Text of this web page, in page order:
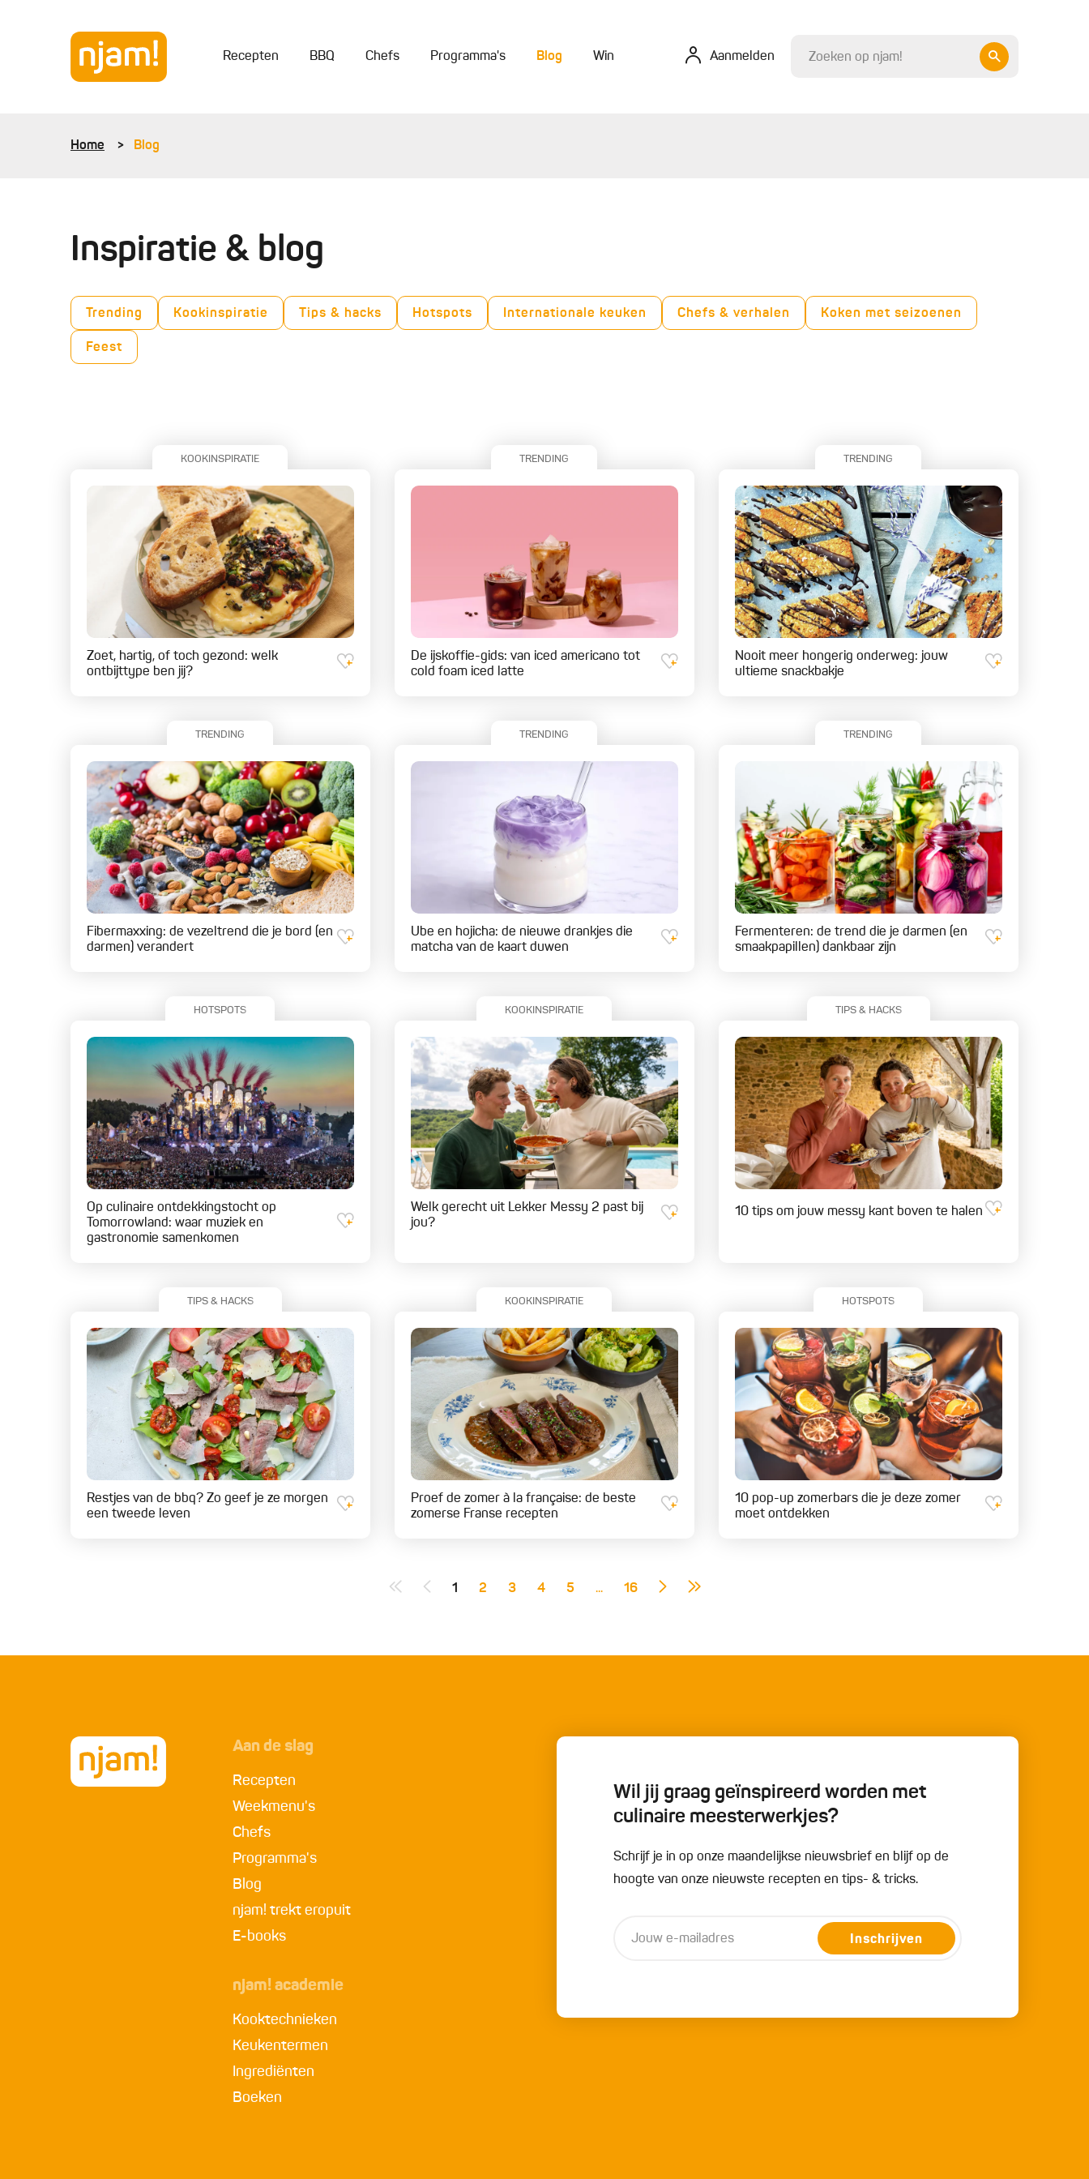
Recepten BBQ Chefs Programma's Blog Win Aanmelden
Home Blog
Inspiratie & blog
Trending Kookinspiratie Tips & hacks Hotspots Internationale keuken Chefs & verhalen Koken met seizoenen
Feest
KOOKINSPIRATIE
Zoet, hartig, of toch gezond: welk
ontbijttype ben jij?
TRENDING
De ijskoffie-gids: van iced americano tot
cold foam iced latte
TRENDING
Nooit meer hongerig onderweg: jouw
ultieme snackbakje
TRENDING
Fibermaxxing: de vezeltrend die je bord (en
darmen) verandert
TRENDING
Ube en hojicha: de nieuwe drankjes die
matcha van de kaart duwen
TRENDING
Fermenteren: de trend die je darmen (en
smaakpapillen) dankbaar zijn
HOTSPOTS
Op culinaire ontdekkingstocht op
Tomorrowland: waar muziek en
gastronomie samenkomen
KOOKINSPIRATIE
Welk gerecht uit Lekker Messy 2 past bij
jou?
TIPS & HACKS
10 tips om jouw messy kant boven te halen
TIPS & HACKS
Restjes van de bbq? Zo geef je ze morgen
een tweede leven
KOOKINSPIRATIE
Proef de zomer à la française: de beste
zomerse Franse recepten
HOTSPOTS
10 pop-up zomerbars die je deze zomer
moet ontdekken
1 2 3 4 5 ... 16
Aan de slag
Recepten
Weekmenu's
Chefs
Programma's
Blog
njam! trekt eropuit
E-books
njam! academie
Kooktechnieken
Keukentermen
Ingrediënten
Boeken
Wil jij graag geïnspireerd worden met
culinaire meesterwerkjes?
Schrijf je in op onze maandelijkse nieuwsbrief en blijf op de
hoogte van onze nieuwste recepten en tips- & tricks.
Inschrijven